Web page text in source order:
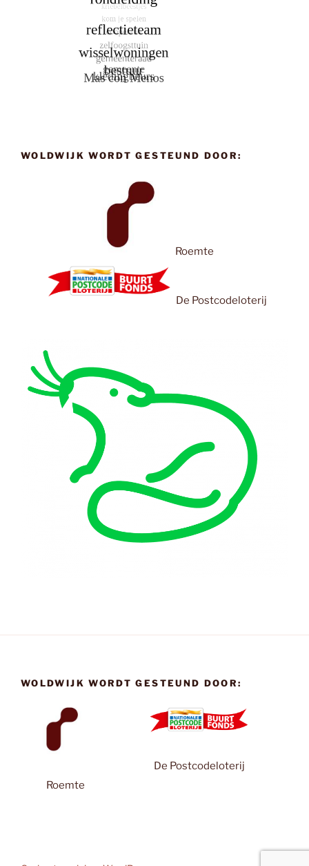
WOLDWIJK WORDT GESTEUND DOOR:
Roemte
De Postcodeloterij
WOLDWIJK WORDT GESTEUND DOOR:
Roemte
De Postcodeloterij